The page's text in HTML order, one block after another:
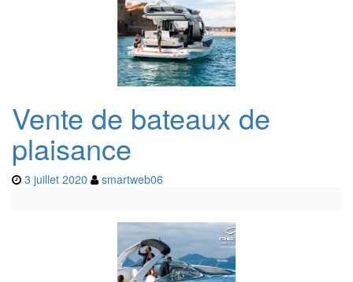
Vente de bateaux de
plaisance
3 juillet 2020 smartweb06